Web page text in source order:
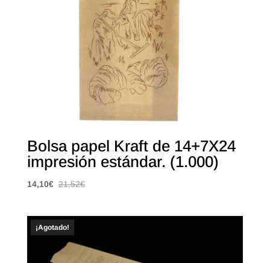
Bolsa papel Kraft de 14+7X24
impresión estándar. (1.000)
14,10€ 21,52€
¡Agotado!